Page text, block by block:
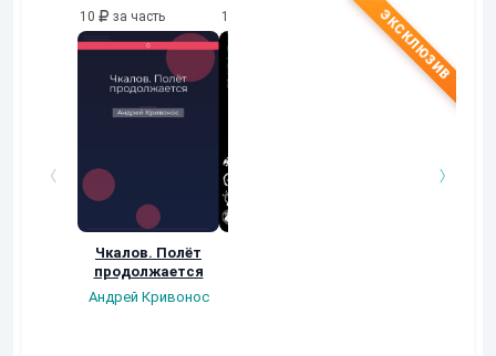
10 за часть
Чкалов. Полёт
продолжается
Андрей Кривонос
10 10 за часть